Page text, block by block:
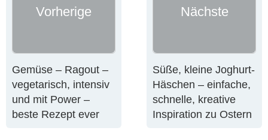
Vorherige
Gemüse – Ragout –
vegetarisch, intensiv
und mit Power –
beste Rezept ever
Nächste
Süße, kleine Joghurt-
Häschen – einfache,
schnelle, kreative
Inspiration zu Ostern